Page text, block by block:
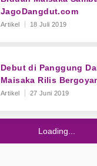
JagoDangdut.com
Artikel 18 Juli 2019
Debut di Panggung
Maisaka Rilis
Artikel 27 Juni 2019
Loading...